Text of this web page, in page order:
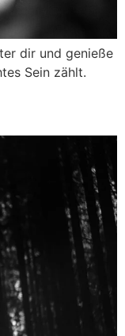
dir und genieße
Sein zählt.